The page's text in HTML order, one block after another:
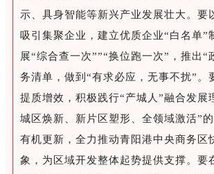
示、具身智能等新兴产业发展壮大。要
吸引集聚企业，建立优质企业“白名单”
展“综合查一次””“换位跑一次”，推出“
务清单，做到“有求必应，无事不扰”。
提质增效，积极践行“产城人”融合发展
城区焕新、新片区塑形、全领域激活”
有机更新，全力推动青阳港中央商务区
象，为区域开发整体起势提供支撑。要